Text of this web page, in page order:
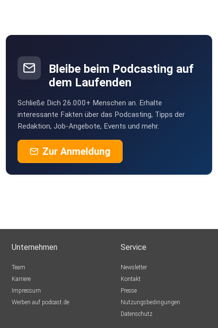
Hamburg
Betzy
Netphen
joerg.stowasser
Bleibe beim Podcasting auf
dem Laufenden
Schließe Dich 26.000+ Menschen an. Erhalte
interessante Fakten über das Podcasting, Tipps der
Redaktion, Job-Angebote, Events und mehr.
Zur Anmeldung
Unternehmen
Team
Karriere
Impressum
Werben auf podcast.de
Service
Newsletter
Kontakt
Presse
Nutzungsbedingungen
Datenschutz